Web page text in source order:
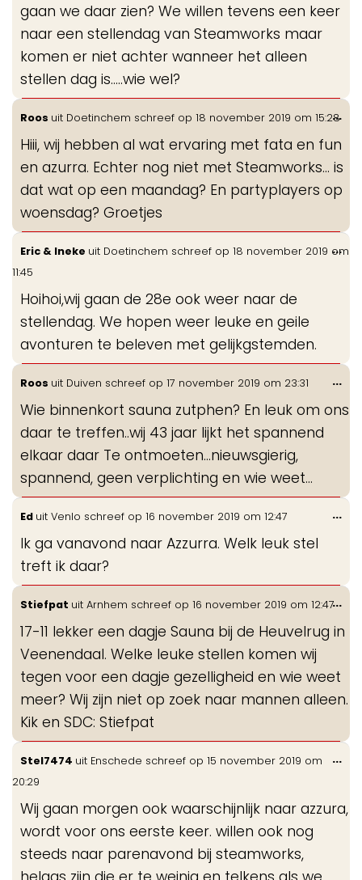
gaan we daar zien? We willen tevens een keer
naar een stellendag van Steamworks maar
komen er niet achter wanneer het alleen
stellen dag is.....wie wel?
Roos uit Doetinchem schreef op 18 november 2019 om 15:28
Hiii, wij hebben al wat ervaring met fata en fun
en azurra. Echter nog niet met Steamworks... is
dat wat op een maandag? En partyplayers op
woensdag? Groetjes
...
Eric & Ineke uit Doetinchem schreef op 18 november 2019 om
11:45
Hoihoi,wij gaan de 28e ook weer naar de
stellendag. We hopen weer leuke en geile
avonturen te beleven met gelijkgstemden.
...
Roos uit Duiven schreef op 17 november 2019 om 23:31
Wie binnenkort sauna zutphen? En leuk om ons
daar te treffen..wij 43 jaar lijkt het spannend
elkaar daar Te ontmoeten...nieuwsgierig,
spannend, geen verplichting en wie weet...
...
Ed uit Venlo schreef op 16 november 2019 om 12:47
Ik ga vanavond naar Azzurra. Welk leuk stel
treft ik daar?
...
Stiefpat uit Arnhem schreef op 16 november 2019 om 12:47
17-11 lekker een dagje Sauna bij de Heuvelrug in
Veenendaal. Welke leuke stellen komen wij
tegen voor een dagje gezelligheid en wie weet
meer? Wij zijn niet op zoek naar mannen alleen.
Kik en SDC: Stiefpat
...
Stel7474 uit Enschede schreef op 15 november 2019 om
20:29
Wij gaan morgen ook waarschijnlijk naar azzura,
wordt voor ons eerste keer. willen ook nog
steeds naar parenavond bij steamworks,
...